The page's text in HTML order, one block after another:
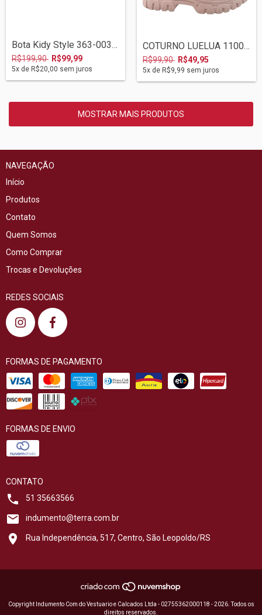
Bota Kidy Style 363-0030 Marrom
R$199,90 R$99,99
5x de R$20,00 sem juros
COTURNO LUELUA 11000-713 ROSA
R$99,90 R$49,95
5x de R$9,99 sem juros
MOSTRAR MAIS PRODUTOS
NAVEGAÇÃO
Início
Produtos
Contato
Quem Somos
Como Comprar
Trocas e Devoluções
REDES SOCIAIS
FORMAS DE PAGAMENTO
FORMAS DE ENVIO
CONTATO
51 35663566
indumento@terra.com.br
Rua Independência, 517, Centro, São Leopoldo/RS
Copyright Indumento Com do Vestuario e Calcados Ltda - 02755362000118 - 2026. Todos os
direitos reservados.